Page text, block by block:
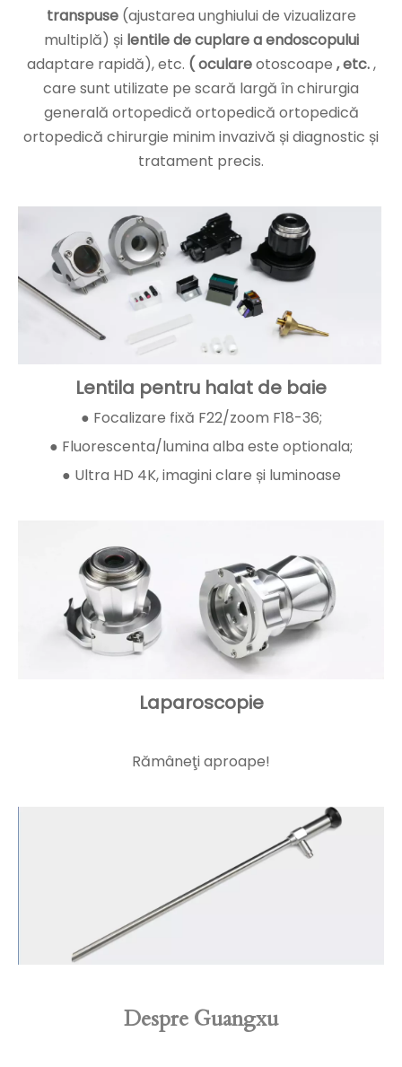
transpuse (ajustarea unghiului de vizualizare
multiplă) și lentile de cuplare a endoscopului
adaptare rapidă), etc. (oculareotoscoape ,etc.,
care sunt utilizate pe scară largă în chirurgia
generală ortopedică ortopedică ortopedică
ortopedică chirurgie minim invazivă și diagnostic și
tratament precis.
Lentila pentru halat de baie
● Focalizare fixă ​​F22/zoom F18-36;
● Fluorescenta/lumina alba este optionala;
● Ultra HD 4K, imagini clare și luminoase
Laparoscopie
Rămâneţi aproape!
Despre Guangxu